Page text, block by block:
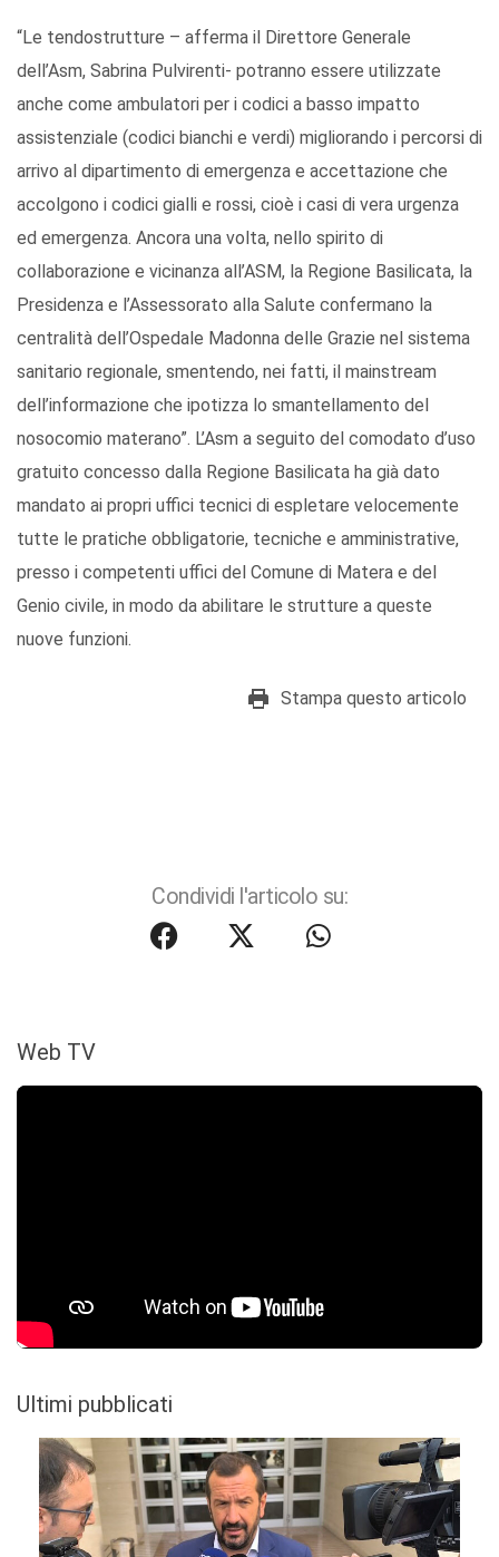
“Le tendostrutture – afferma il Direttore Generale
dell’Asm, Sabrina Pulvirenti- potranno essere utilizzate
anche come ambulatori per i codici a basso impatto
assistenziale (codici bianchi e verdi) migliorando i percorsi di
arrivo al dipartimento di emergenza e accettazione che
accolgono i codici gialli e rossi, cioè i casi di vera urgenza
ed emergenza. Ancora una volta, nello spirito di
collaborazione e vicinanza all’ASM, la Regione Basilicata, la
Presidenza e l’Assessorato alla Salute confermano la
centralità dell’Ospedale Madonna delle Grazie nel sistema
sanitario regionale, smentendo, nei fatti, il mainstream
dell’informazione che ipotizza lo smantellamento del
nosocomio materano”. L’Asm a seguito del comodato d’uso
gratuito concesso dalla Regione Basilicata ha già dato
mandato ai propri uffici tecnici di espletare velocemente
tutte le pratiche obbligatorie, tecniche e amministrative,
presso i competenti uffici del Comune di Matera e del
Genio civile, in modo da abilitare le strutture a queste
nuove funzioni.
Stampa questo articolo
Condividi l'articolo su:
Web TV
Ultimi pubblicati